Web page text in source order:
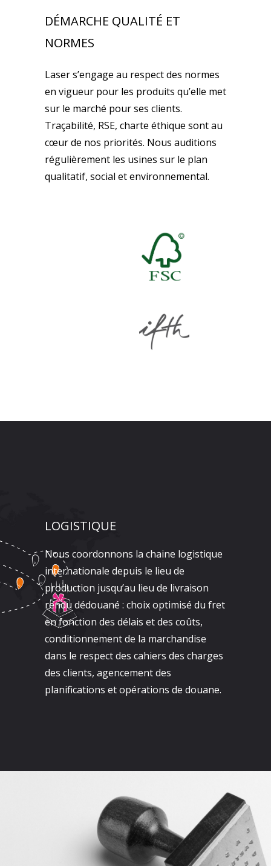
DÉMARCHE QUALITÉ ET
NORMES
Laser s’engage au respect des normes
en vigueur pour les produits qu’elle met
sur le marché pour ses clients.
Traçabilité, RSE, charte éthique sont au
cœur de nos priorités. Nous auditions
régulièrement les usines sur le plan
qualitatif, social et environnemental.
LOGISTIQUE
Nous coordonnons la chaine logistique
internationale depuis le lieu de
production jusqu’au lieu de livraison
rendu dédouané : choix optimisé du fret
en fonction des délais et des coûts,
conditionnement de la marchandise
dans le respect des cahiers des charges
des clients, agencement des
planifications et opérations de douane.